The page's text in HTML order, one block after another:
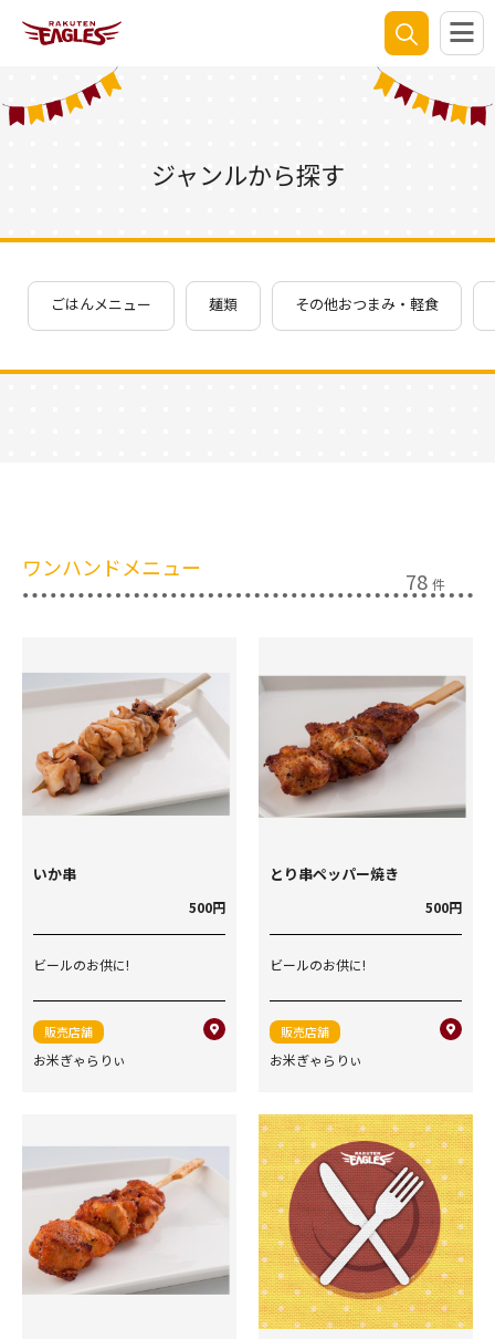
ジャンルから探す
ごはんメニュー 麺類 その他おつまみ・軽食
ワンハンドメニュー 78 件
いか串
500円
ビールのお供に!
販売店舗
お米ぎゃらりぃ
とり串ペッパー焼き
500円
ビールのお供に!
販売店舗
お米ぎゃらりぃ